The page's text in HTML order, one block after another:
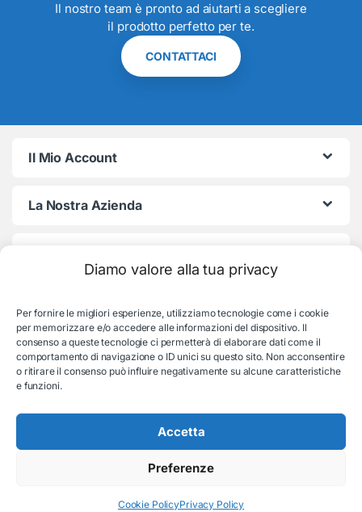
Diamo valore alla tua privacy
Per fornire le migliori esperienze, utilizziamo tecnologie come i cookie
per memorizzare e/o accedere alle informazioni del dispositivo. Il
consenso a queste tecnologie ci permetterà di elaborare dati come il
comportamento di navigazione o ID unici su questo sito. Non acconsentire
o ritirare il consenso può influire negativamente su alcune caratteristiche
e funzioni.
Accetta
Preferenze
Cookie PolicyPrivacy Policy
Il nostro team è pronto ad aiutarti a scegliere
il prodotto perfetto per te.
CONTATTACI
Il Mio Account
La Nostra Azienda
035-19831192
REA BG 479015 - All rights reserved